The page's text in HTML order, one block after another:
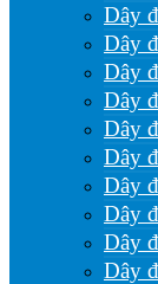
Dây
Dây
Dây
Dây
Dây
Dây
Dây
Dây
Dây
Dây